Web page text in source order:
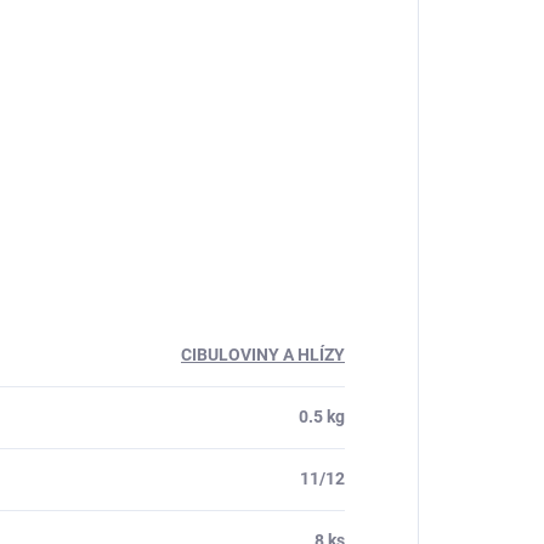
CIBULOVINY A HLÍZY
0.5 kg
11/12